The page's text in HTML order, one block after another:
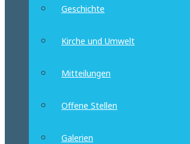
Geschichte
Kirche und Umwelt
Mitteilungen
Offene Stellen
Galerien